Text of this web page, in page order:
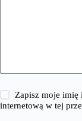
Zapisz moje imię
internetową w tej